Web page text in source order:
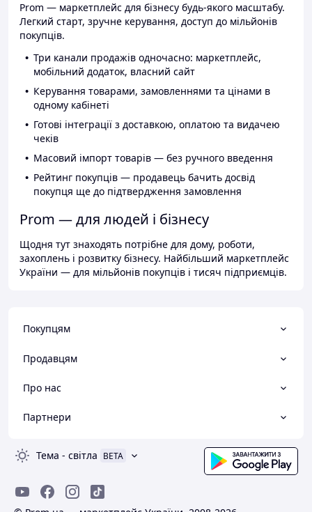
Prom — маркетплейс для бізнесу будь-якого масштабу.
Легкий старт, зручне керування, доступ до мільйонів
покупців.
Три канали продажів одночасно: маркетплейс,
мобільний додаток, власний сайт
Керування товарами, замовленнями та цінами в
одному кабінеті
Готові інтеграції з доставкою, оплатою та видачею
чеків
Масовий імпорт товарів — без ручного введення
Рейтинг покупців — продавець бачить досвід
покупця ще до підтвердження замовлення
Prom — для людей і бізнесу
Щодня тут знаходять потрібне для дому, роботи,
захоплень і розвитку бізнесу. Найбільший маркетплейс
України — для мільйонів покупців і тисяч підприємців.
Покупцям
Продавцям
Про нас
Партнери
Тема - світла BETA